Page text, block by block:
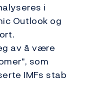
i
Outlook og
av å være
som
IMFs stab